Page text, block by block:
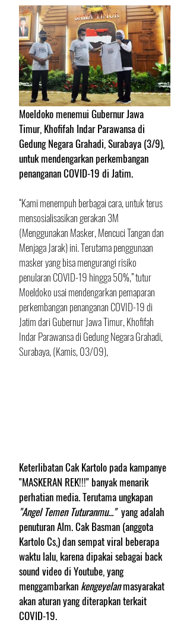
Moeldoko menemui Gubernur Jawa
Timur, Khofifah Indar Parawansa di
Gedung Negara Grahadi, Surabaya (3/9),
untuk mendengarkan perkembangan
penanganan COVID-19 di Jatim.
“Kami menempuh berbagai cara, untuk terus
mensosialisasikan gerakan 3M
(Menggunakan Masker, Mencuci Tangan dan
Menjaga Jarak) ini. Terutama penggunaan
masker yang bisa mengurangi risiko
penularan COVID-19 hingga 50%,” tutur
Moeldoko usai mendengarkan pemaparan
perkembangan penanganan COVID-19 di
Jatim dari Gubernur Jawa Timur, Khofifah
Indar Parawansa di Gedung Negara Grahadi,
Surabaya, (Kamis, 03/09),
Keterlibatan Cak Kartolo pada kampanye
"MASKERAN REK!!!" banyak menarik
perhatian media. Terutama ungkapan
"Angel Temen Tuturanmu..." yang adalah
penuturan Alm. Cak Basman (anggota
Kartolo Cs,) dan sempat viral beberapa
waktu lalu, karena dipakai sebagai back
sound video di Youtube, yang
menggambarkan kengeyelan masyarakat
akan aturan yang diterapkan terkait
COVID-19.